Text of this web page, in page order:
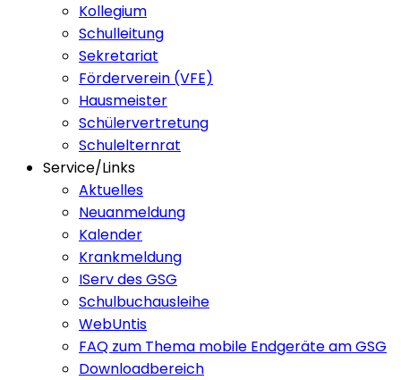
Kollegium
Schulleitung
Sekretariat
Förderverein (VFE)
Hausmeister
Schülervertretung
Schulelternrat
Service/Links
Aktuelles
Neuanmeldung
Kalender
Krankmeldung
IServ des GSG
Schulbuchausleihe
WebUntis
FAQ zum Thema mobile Endgeräte am GSG
Downloadbereich